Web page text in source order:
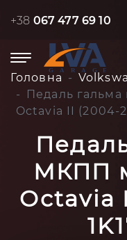
+38 067 477 69 10
Головна
Педаль
Octavia II (2004-
МКПП
Octavia